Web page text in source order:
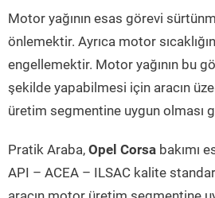
Motor yağının esas görevi
önlemektir. Ayrıca motor
engellemektir. Motor yağının bu
şekilde yapabilmesi için aracın
üretim segmentine uygun olması
Pratik Araba, Opel Corsa bakımı
API – ACEA – ILSAC kalite